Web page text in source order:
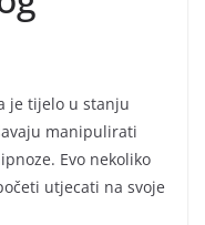
je tijelo u stanju
manipulirati
Evo nekoliko
utjecati na svoje